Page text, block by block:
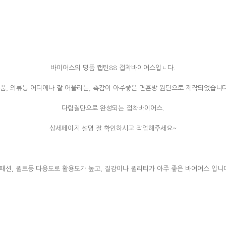
바이어스의 명품 캡틴88 접착바이어스입ㄴ다.
, 의류등 어디에나 잘 어울리는, 촉감이 아주좋은 면혼방 원단으로 제작되었습니
다림질만으로 완성되는 접착바이어스.
상세페이지 설명 잘 확인하시고 작업해주세요~
션, 퀼트등 다용도로 활용도가 높고, 질감이나 퀼리티가 아주 좋은 바어어스 입